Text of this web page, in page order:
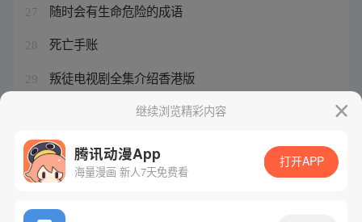
27 随时会有生命危险的成语
28 死亡手账
29 叛徒电视剧全集介绍香港版
青玄宗宗主儿子方源继续浏览精彩内容
腾讯动漫App
海量漫画 新人7天免费看
打开APP